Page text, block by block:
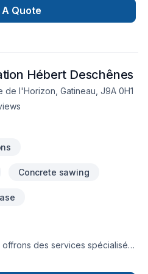
et rigueur. Notre équipe
à chaque étape, avec des
vos besoins et vos
A Quote
Hébert Deschênes
de l'Horizon, Gatineau, J9A 0H1
Concrete sawing
offrons des services spécialisés
équipe prend